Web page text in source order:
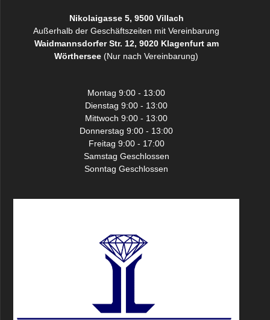
Nikolaigasse 5, 9500 Villach
Außerhalb der Geschäftszeiten mit Vereinbarung
Waidmannsdorfer Str. 12, 9020 Klagenfurt am
Wörthersee (Nur nach Vereinbarung)
Montag 9:00 - 13:00
Dienstag 9:00 - 13:00
Mittwoch 9:00 - 13:00
Donnerstag 9:00 - 13:00
Freitag 9:00 - 17:00
Samstag Geschlossen
Sonntag Geschlossen